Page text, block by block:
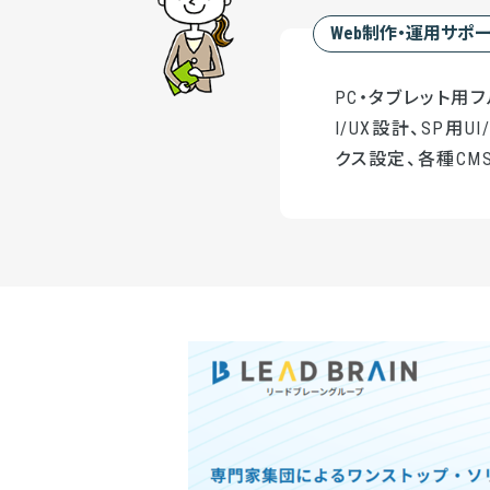
Web制作・運用サポ
PC・タブレット用
I/UX設計、SP用UI/
クス設定、各種